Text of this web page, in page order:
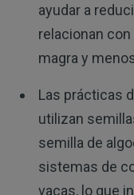
ayudar a
relacionan
magra y
Las prácticas
utilizan
semilla de
sistemas de
vacas, lo que